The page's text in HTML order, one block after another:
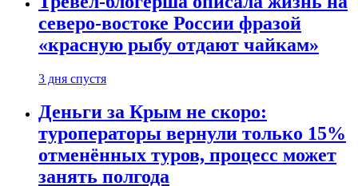
северо-востоке России фразой
«красную рыбу отдают чайкам»
3 дня спустя
Деньги за Крым не скоро:
туроператоры вернули только 15%
отменённых туров, процесс может
занять полгода